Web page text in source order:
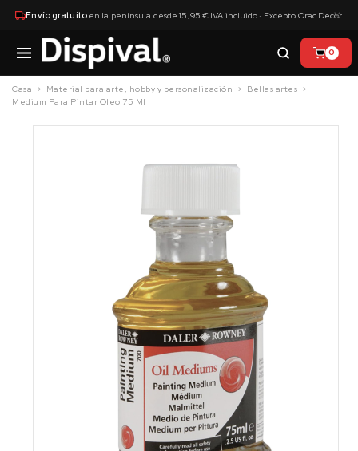
Envío gratuitoen la península desde 15,95 € IVA incluido · Excepto Orac Decor
×
0
Casa Material para arte, hobby y personalización
Bellas artes
Medium Para Pintar Oleo 75 Ml